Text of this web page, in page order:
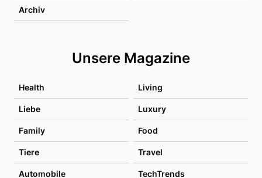
Archiv
Unsere Magazine
Health Living
Liebe Luxury
Family Food
Tiere Travel
Automobile TechTrends